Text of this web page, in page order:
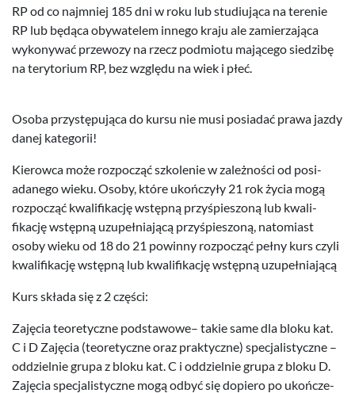
RPod co najm­niej 185dni w roku lub studi­u­jąca na tere­nie
RP lub będąca oby­wa­telem innego kraju ale zamierza­jąca
wykony­wać prze­wozy na rzecz pod­miotu mającego siedz­ibę
na tery­to­rium RP, bez względu na wiek i płeć.
Osoba przys­tępu­jąca do kursu nie musi posi­adać prawa jazdy
danej kategorii!
Kierowca może rozpocząć szkole­nie w zależności od posi­
adanego wieku. Osoby, które ukończyły 21 rok życia mogą
rozpocząć kwal­i­fikację wstępną przyśpies­zoną lub kwal­i­
fikację wstępną uzu­peł­ni­a­jącą przyśpies­zoną, nato­mi­ast
osoby wieku od 18do 21 powinny rozpocząć pełny kurs czyli
kwal­i­fikację wstępną lub kwal­i­fikację wstępną uzupełniającą
Kurs składa się z 2części:
Zaję­cia teo­re­ty­czne pod­sta­wowe– takie same dla bloku kat.
C i D Zaję­cia (teo­re­ty­czne oraz prak­ty­czne) spec­jal­isty­czne –
odd­ziel­nie grupa z bloku kat. C i odd­ziel­nie grupa z bloku D.
Zaję­cia spec­jal­isty­czne mogą odbyć się dopiero po ukończe­